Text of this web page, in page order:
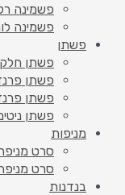
פשמינה
פשמינה
פשתן
פשתן חלק
פשתן
פשתן
פשתן
מניפות
סרט
סרט
בנדנות